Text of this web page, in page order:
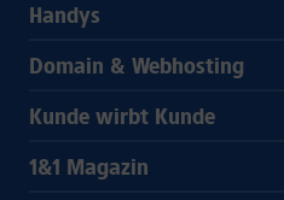
Handys
Domain & Webhosting
Kunde wirbt Kunde
1&1 Magazin